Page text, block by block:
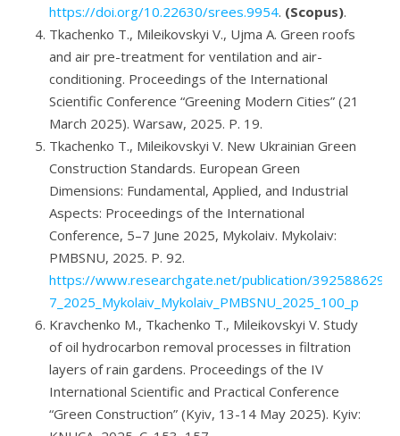
https://doi.org/10.22630/srees.9954. (Scopus).
Tkachenko T., Mileikovskyi V., Ujma A. Green roofs
and air pre-treatment for ventilation and air-
conditioning. Proceedings of the International
Scientific Conference “Greening Modern Cities” (21
March 2025). Warsaw, 2025. P. 19.
Tkachenko T., Mileikovskyi V. New Ukrainian Green
Construction Standards. European Green
Dimensions: Fundamental, Applied, and Industrial
Aspects: Proceedings of the International
Conference, 5–7 June 2025, Mykolaiv. Mykolaiv:
PMBSNU, 2025. P. 92.
https://www.researchgate.net/publication/
7_2025_Mykolaiv_Mykolaiv_PMBSNU_2025_100_p
Kravchenko M., Tkachenko T., Mileikovskyi V. Study
of oil hydrocarbon removal processes in filtration
layers of rain gardens. Proceedings of the IV
International Scientific and Practical Conference
“Green Construction” (Kyiv, 13-14 May 2025). Kyiv: